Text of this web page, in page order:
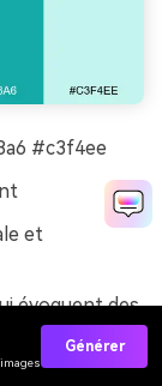
#c3f4ee
et
évoquent des
noir et le
que l'aqua
Générer